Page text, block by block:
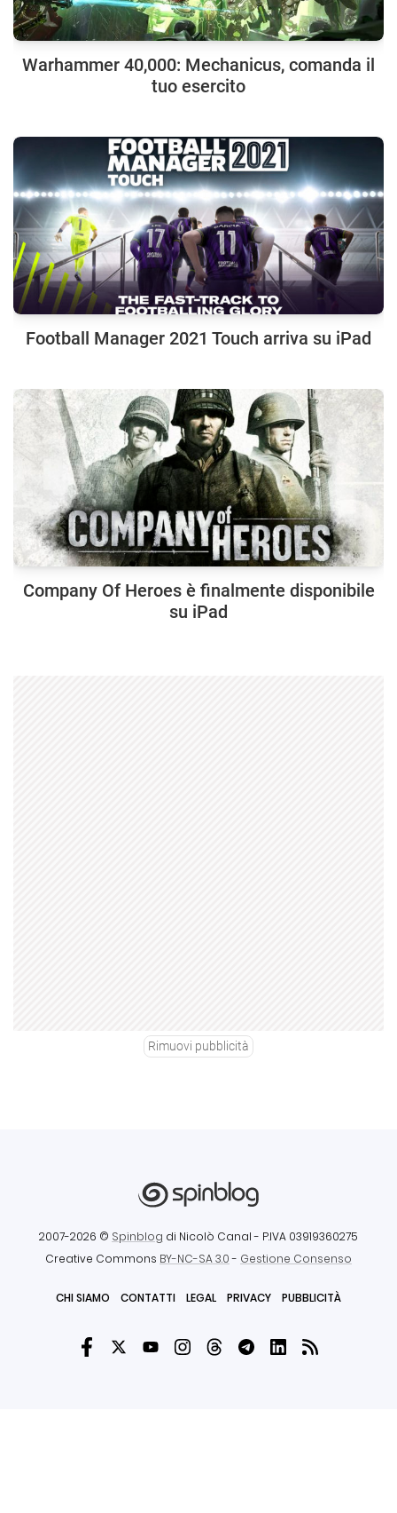
Warhammer 40,000: Mechanicus, comanda il
tuo esercito
Football Manager 2021 Touch arriva su iPad
Company Of Heroes è finalmente disponibile
su iPad
Rimuovi pubblicità
2007-2026 © Spinblog di Nicolò Canal - P.IVA 03919360275
Creative Commons BY-NC-SA 3.0- Gestione Consenso
CHI SIAMO CONTATTI LEGAL PRIVACY PUBBLICITÀ